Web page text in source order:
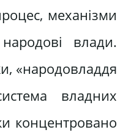
механізми
влади.
«народовладдя
владних
концентровано